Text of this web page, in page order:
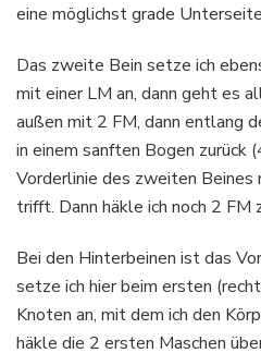
eine möglichst grade
Das zweite Bein setze ich
mit einer LM an, dann geht es
außen mit 2 FM, dann entlang
in einem sanften Bogen zurück
Vorderlinie des zweiten
trifft. Dann häkle ich noch 2 FM
Bei den Hinterbeinen ist das
setze ich hier beim ersten
Knoten an, mit dem ich den
häkle die 2 ersten Maschen